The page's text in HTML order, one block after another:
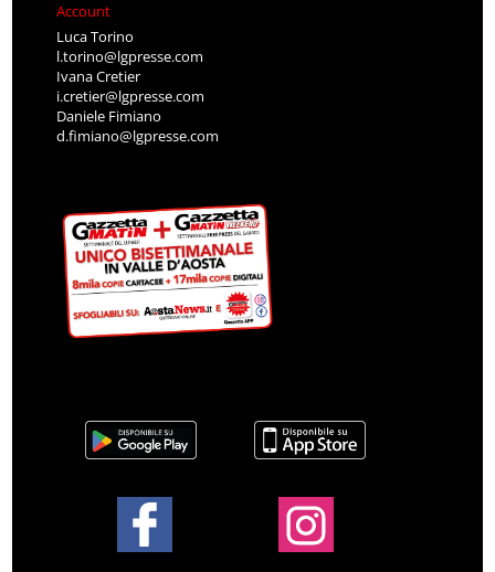
Account
Luca Torino
l.torino@lgpresse.com
Ivana Cretier
i.cretier@lgpresse.com
Daniele Fimiano
d.fimiano@lgpresse.com